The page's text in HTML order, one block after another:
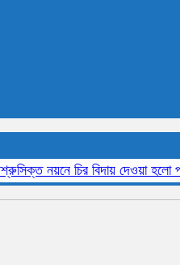
নয়নে চির বিদায় দেওয়া হলো